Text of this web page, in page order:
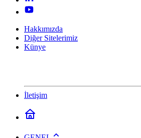
Hakkımızda
Diğer Sitelerimiz
Künye
İletişim